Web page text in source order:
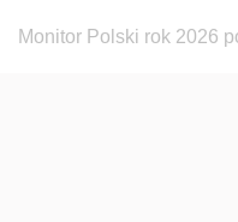
Monitor Polski rok 2026